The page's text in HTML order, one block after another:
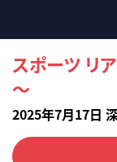
スポーツ リ
～
2025年7月17日